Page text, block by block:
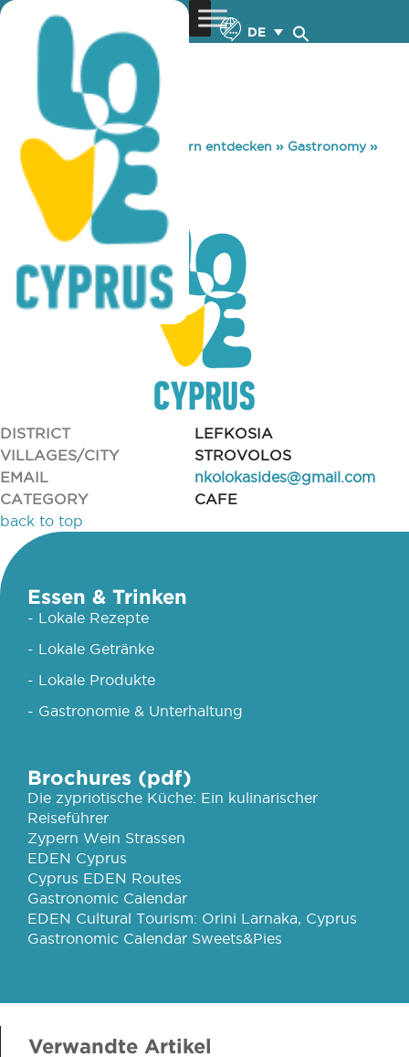
DE
You are here: Home »Zypern entdecken » Gastronomy»
SEMPRE
SEMPRE
DISTRICT
LEFKOSIA
VILLAGES/CITY
STROVOLOS
EMAIL
nkolokasides@gmail.com
CATEGORY
CAFE
back to top
Essen & Trinken
- Lokale Rezepte
- Lokale Getränke
- Lokale Produkte
- Gastronomie & Unterhaltung
Brochures (pdf)
Die zypriotische Küche: Ein kulinarischer
Reiseführer
Zypern Wein Strassen
EDEN Cyprus
Cyprus EDEN Routes
Gastronomic Calendar
EDEN Cultural Tourism: Orini Larnaka, Cyprus
Gastronomic Calendar Sweets&Pies
Verwandte Artikel